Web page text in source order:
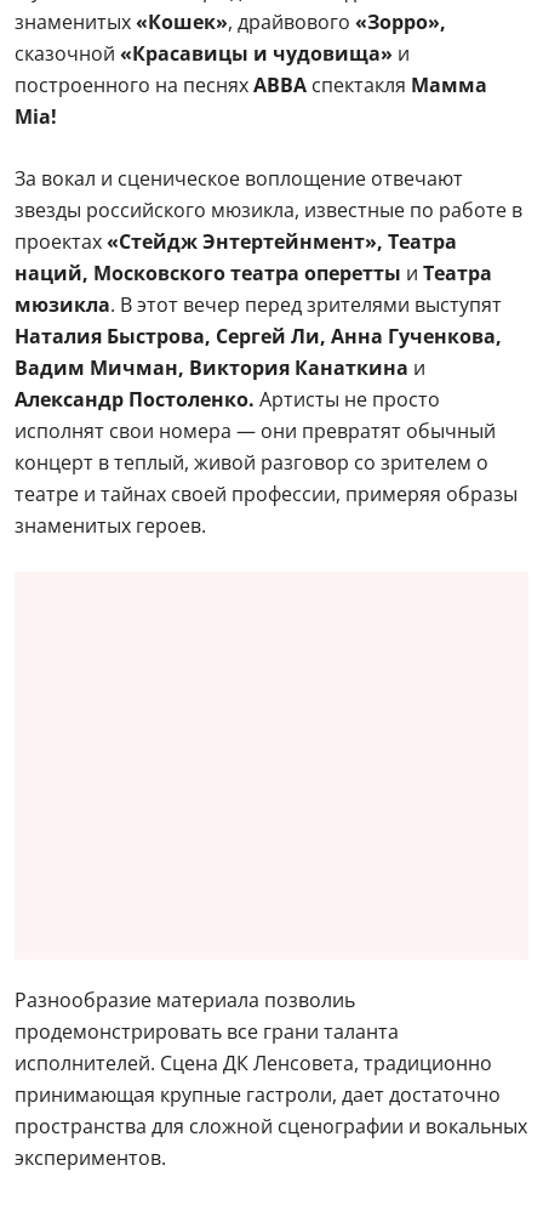
знаменитых«Кошек», драйвового «Зорро»,
сказочной «Красавицы и чудовища» и
построенного на песняхABBA спектакля Мамма
Mia!
За вокал и сценическое воплощение отвечают
звезды российского мюзикла, известные по работе в
проектах«Стейдж Энтертейнмент», Театра
наций, Московского театра оперетты и Театра
мюзикла. В этот вечер перед зрителями выступят
Наталия Быстрова, Сергей Ли, Анна Гученкова,
Вадим Мичман, Виктория Канаткина и
Александр Постоленко. Артисты не просто
исполнят свои номера — они превратят обычный
концерт в теплый, живой разговор со зрителем о
театре и тайнах своей профессии, примеряя образы
знаменитых героев.
Разнообразие материала позволиь
продемонстрировать все грани таланта
исполнителей. Сцена ДК Ленсовета, традиционно
принимающая крупные гастроли, дает достаточно
пространства для сложной сценографии и вокальных
экспериментов.